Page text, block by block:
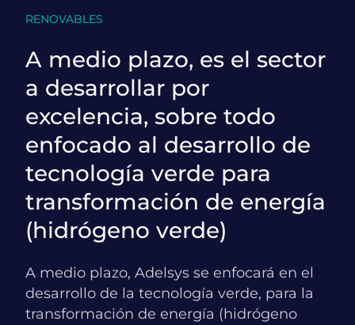
RENOVABLES
A medio plazo, es el sector
a desarrollar por
excelencia, sobre todo
enfocado al desarrollo de
tecnología verde para
transformación de energía
(hidrógeno verde)
A medio plazo, Adelsys se enfocará en el
desarrollo de la tecnología verde, para la
transformación de energía (hidrógeno